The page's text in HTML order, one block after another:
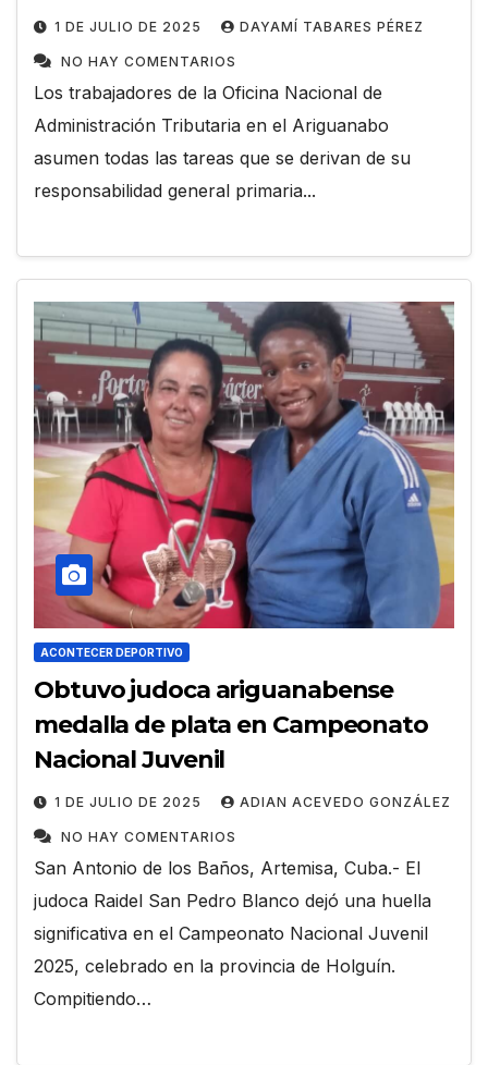
1 DE JULIO DE 2025 DAYAMÍ TABARES PÉREZ
NO HAY COMENTARIOS
Los trabajadores de la Oficina Nacional de
Administración Tributaria en el Ariguanabo
asumen todas las tareas que se derivan de su
responsabilidad general primaria...
ACONTECER DEPORTIVO
Obtuvo judoca ariguanabense
medalla de plata en Campeonato
Nacional Juvenil
1 DE JULIO DE 2025 ADIAN ACEVEDO GONZÁLEZ
NO HAY COMENTARIOS
San Antonio de los Baños, Artemisa, Cuba.- El
judoca Raidel San Pedro Blanco dejó una huella
significativa en el Campeonato Nacional Juvenil
2025, celebrado en la provincia de Holguín.
Compitiendo…